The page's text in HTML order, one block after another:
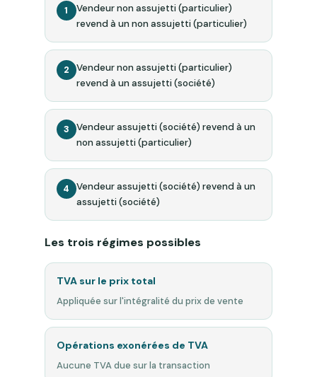
1
Vendeur non assujetti (particulier)
revend à un non assujetti (particulier)
2
Vendeur non assujetti (particulier)
revend à un assujetti (société)
3
Vendeur assujetti (société) revend à un
non assujetti (particulier)
4
Vendeur assujetti (société) revend à un
assujetti (société)
Les trois régimes possibles
TVA sur le prix total
Appliquée sur l'intégralité du prix de vente
Opérations exonérées de TVA
Aucune TVA due sur la transaction